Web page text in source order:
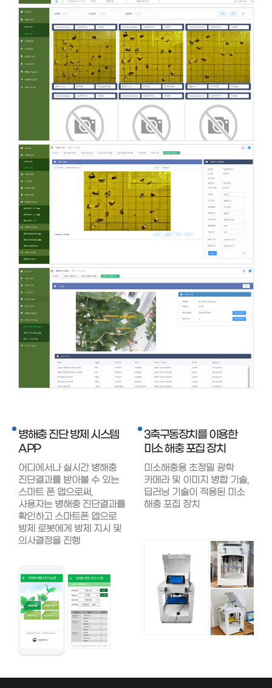
병해충 진단 방제 시스템
APP
어디에서나 실시간 병해충
진단결과를 받아볼 수 있는
스마트 폰 앱으로써,
사용자는 병해충 진단결과를
확인하고 스마트폰 앱으로
방제 로봇에게 방제 지시 및
의사결정을 진행
3축구동장치를 이용한
미소 해충 포집 장치
미소해충용 초정밀 광학
카메라 및 이미지 병합 기술,
딥러닝 기술이 적용된 미소
해충 포집 장치